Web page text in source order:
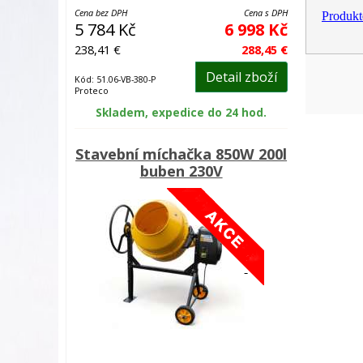
Cena bez DPH
5 784 Kč
238,41 €
Cena s DPH
6 998 Kč
288,45 €
Kód: 51.06-VB-380-P
Proteco
Detail zboží
Skladem, expedice do 24 hod.
Stavební míchačka 850W 200l
buben 230V